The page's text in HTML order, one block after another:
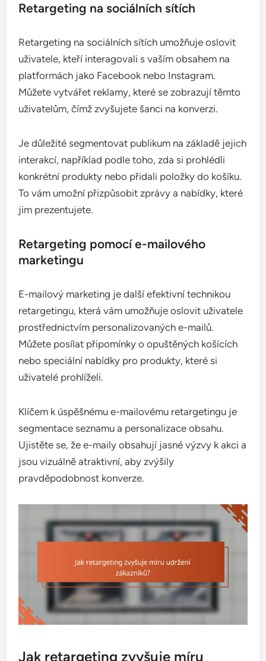
Retargeting na sociálních sítích
Retargeting na sociálních sítích umožňuje oslovit
uživatele, kteří interagovali s vaším obsahem na
platformách jako Facebook nebo Instagram.
Můžete vytvářet reklamy, které se zobrazují těmto
uživatelům, čímž zvyšujete šanci na konverzi.
Je důležité segmentovat publikum na základě jejich
interakcí, například podle toho, zda si prohlédli
konkrétní produkty nebo přidali položky do košíku.
To vám umožní přizpůsobit zprávy a nabídky, které
jim prezentujete.
Retargeting pomocí e-mailového
marketingu
E-mailový marketing je další efektivní technikou
retargetingu, která vám umožňuje oslovit uživatele
prostřednictvím personalizovaných e-mailů.
Můžete posílat připomínky o opuštěných košících
nebo speciální nabídky pro produkty, které si
uživatelé prohlíželi.
Klíčem k úspěšnému e-mailovému retargetingu je
segmentace seznamu a personalizace obsahu.
Ujistěte se, že e-maily obsahují jasné výzvy k akci a
jsou vizuálně atraktivní, aby zvýšily
pravděpodobnost konverze.
Jak retargeting zvyšuje míru